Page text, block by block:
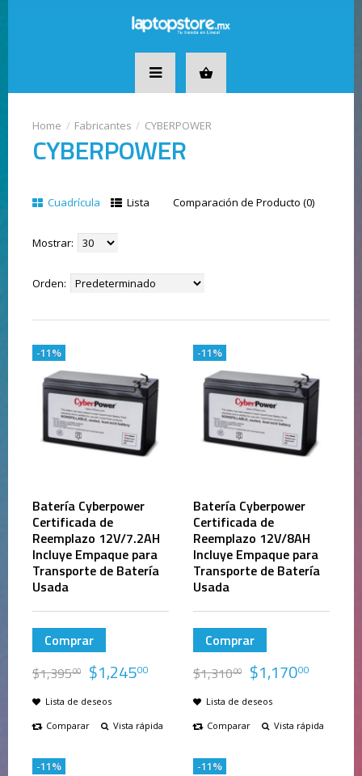
Fabricantes CYBERPOWER
CYBERPOWER
Cuadrícula Lista Comparación de Producto (0)
Mostrar:
Orden:
Batería Cyberpower
Certificada de
Reemplazo 12V/7.2AH
Incluye Empaque para
Transporte de Batería
Usada
Comprar
$1,39500 $1,24500
Lista de deseos
Comparar
Vista rápida
-11%
Batería Cyberpower
Certificada de
Reemplazo 12V/8AH
Incluye Empaque para
Transporte de Batería
Usada
Comprar
$1,31000 $1,17000
Lista de deseos
Comparar
Vista rápida
-11%
-11% -11%